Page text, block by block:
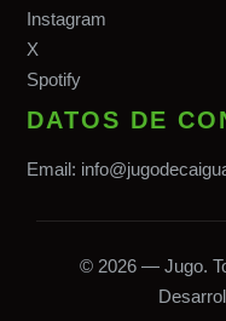
Instagram
X
Spotify
DATOS DE
Email:
© 2026 — Jugo.